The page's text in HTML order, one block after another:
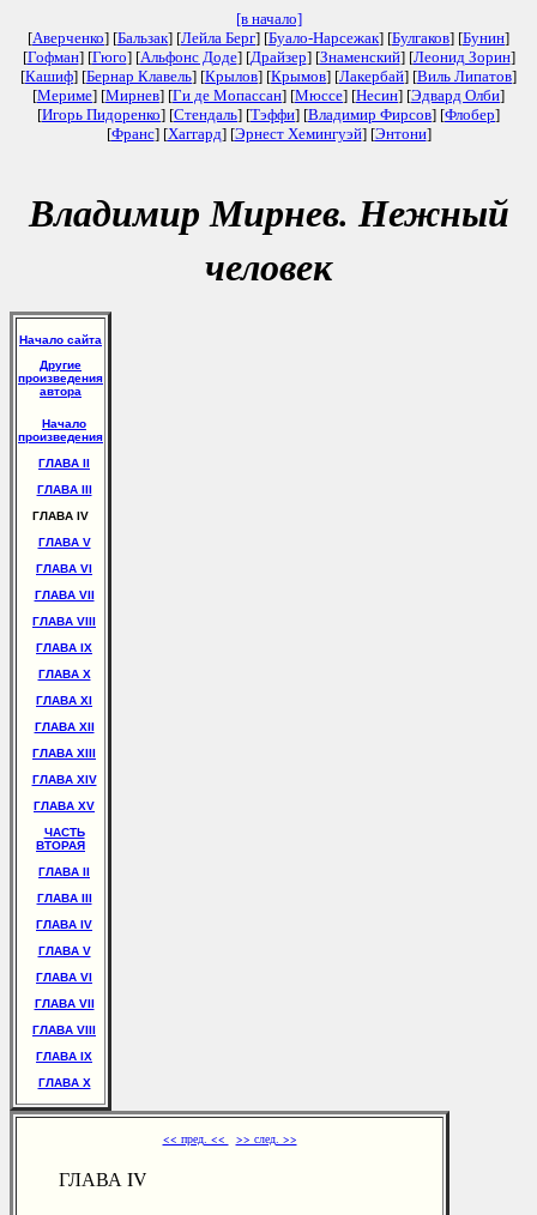
[в начало]
[Аверченко] [Бальзак] [Лейла Берг] [Буало-Нарсежак] [Булгаков] [Бунин]
[Гофман] [Гюго] [Альфонс Доде] [Драйзер] [Знаменский] [Леонид Зорин]
[Кашиф] [Бернар Клавель] [Крылов] [Крымов] [Лакербай] [Виль Липатов]
[Мериме] [Мирнев] [Ги де Мопассан] [Мюссе] [Несин] [Эдвард Олби]
[Игорь Пидоренко] [Стендаль] [Тэффи] [Владимир Фирсов] [Флобер]
[Франс] [Хаггард] [Эрнест Хемингуэй] [Энтони]
Владимир Мирнев. Нежный
человек
Начало сайта
Другие
произведения
автора
Начало
произведения
ГЛАВА II
ГЛАВА III
ГЛАВА IV
ГЛАВА V
ГЛАВА VI
ГЛАВА VII
ГЛАВА VIII
ГЛАВА IX
ГЛАВА X
ГЛАВА XI
ГЛАВА XII
ГЛАВА XIII
ГЛАВА XIV
ГЛАВА XV
ЧАСТЬ
ВТОРАЯ
ГЛАВА II
ГЛАВА III
ГЛАВА IV
ГЛАВА V
ГЛАВА VI
ГЛАВА VII
ГЛАВА VIII
ГЛАВА IX
ГЛАВА X
<< пред. << >> след. >>
ГЛАВА IV